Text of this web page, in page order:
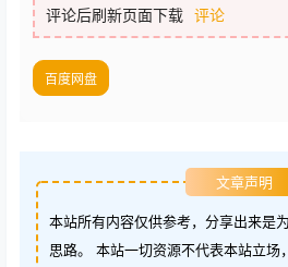
评论后刷新页面下载 评论
百度网盘
文章声明
本站所有内容仅供参考，分享出来是
思路。 本站一切资源不代表本站立场